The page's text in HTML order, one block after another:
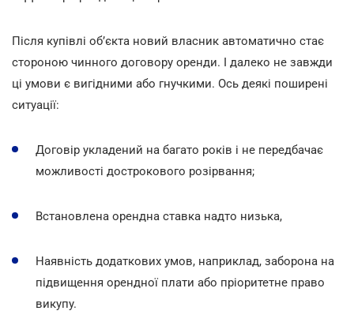
Після купівлі об’єкта новий власник автоматично стає
стороною чинного договору оренди. І далеко не завжди
ці умови є вигідними або гнучкими. Ось деякі поширені
ситуації:
Договір укладений на багато років і не передбачає
можливості дострокового розірвання;
Встановлена орендна ставка надто низька,
Наявність додаткових умов, наприклад, заборона на
підвищення орендної плати або пріоритетне право
викупу.